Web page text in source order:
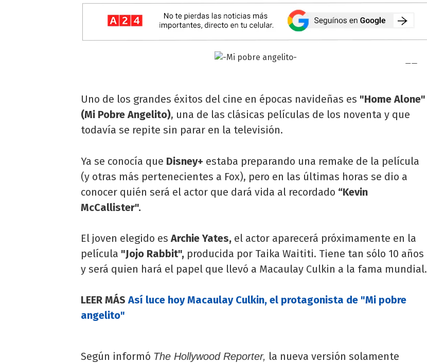
Uno de los grandes éxitos del cine en épocas navideñas es "Home Alone"
(Mi Pobre Angelito), una de las clásicas películas de los noventa y que
todavía se repite sin parar en la televisión.
Ya se conocía que Disney+ estaba preparando una remake de la película
(y otras más pertenecientes a Fox), pero en las últimas horas se dio a
conocer quién será el actor que dará vida al recordado “Kevin
McCallister".
El joven elegido es Archie Yates, el actor aparecerá próximamente en la
película "Jojo Rabbit", producida por Taika Waititi. Tiene tan sólo 10 años
y será quien hará el papel que llevó a Macaulay Culkin a la fama mundial.
LEER MÁSAsí luce hoy Macaulay Culkin, el protagonista de "Mi pobre
angelito"
Según informó The Hollywood Reporter, la nueva versión solamente